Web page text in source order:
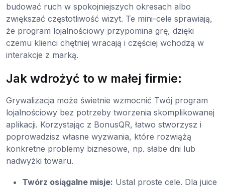
budować ruch w spokojniejszych okresach albo
zwiększać częstotliwość wizyt. Te mini-cele sprawiają,
że program lojalnościowy przypomina grę, dzięki
czemu klienci chętniej wracają i częściej wchodzą w
interakcje z marką.
Jak wdrożyć to w małej firmie:
Grywalizacja może świetnie wzmocnić Twój program
lojalnościowy bez potrzeby tworzenia skomplikowanej
aplikacji. Korzystając z BonusQR, łatwo stworzysz i
poprowadzisz własne wyzwania, które rozwiążą
konkretne problemy biznesowe, np. słabe dni lub
nadwyżki towaru.
Twórz osiągalne misje: Ustal proste cele. Dla juice